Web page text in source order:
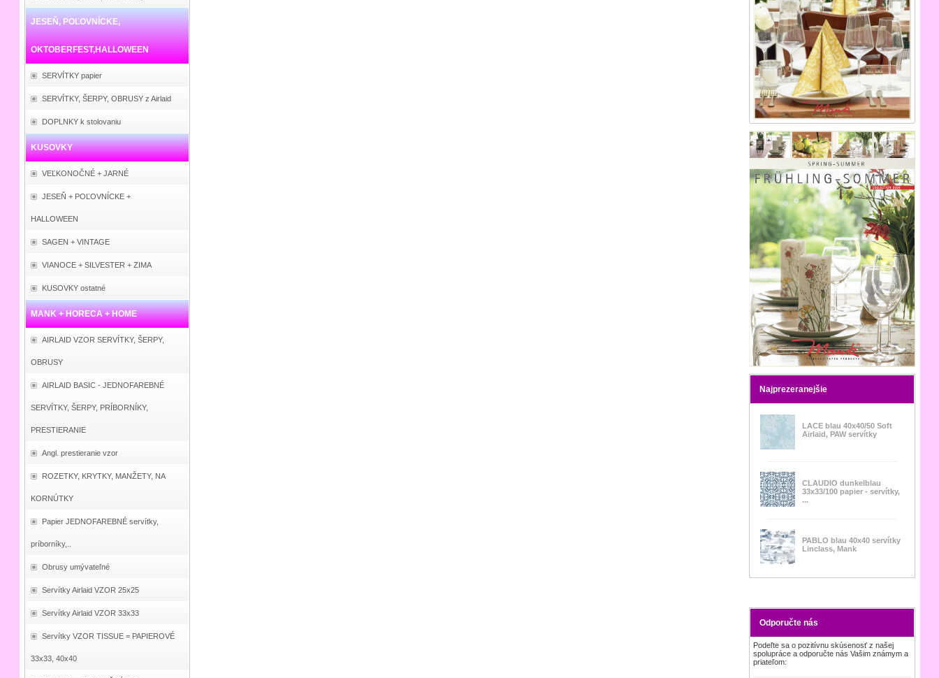
JESEŇ, POĽOVNÍCKE,
OKTOBERFEST,HALLOWEEN
SERVÍTKY papier
SERVÍTKY, ŠERPY, OBRUSY z Airlaid
DOPLNKY k stolovaniu
KUSOVKY
VEĽKONOČNÉ + JARNÉ
JESEŇ + POĽOVNÍCKE +
HALLOWEEN
SAGEN + VINTAGE
VIANOCE + SILVESTER + ZIMA
KUSOVKY ostatné
MANK + HORECA + HOME
AIRLAID VZOR SERVÍTKY, ŠERPY,
OBRUSY
AIRLAID BASIC - JEDNOFAREBNÉ
SERVÍTKY, ŠERPY, PRÍBORNÍKY,
PRESTIERANIE
Angl. prestieranie vzor
ROZETKY, KRYTKY, MANŽETY, NA
KORNÚTKY
Papier JEDNOFAREBNÉ servítky,
príborníky,..
Obrusy umývateľné
Servítky Airlaid VZOR 25x25
Servítky Airlaid VZOR 33x33
Servítky VZOR TISSUE = PAPIEROVÉ
33x33, 40x40
Najprezeranejšie
LACE blau 40x40/50 Soft
Airlaid, PAW servítky
CLAUDIO dunkelblau
33x33/100 papier - servítky,
...
PABLO blau 40x40 servítky
Linclass, Mank
Odporučte nás
Podeľte sa o pozitívnu skúsenosť z našej
spolupráce a odporučte nás Vašim známym a
priateľom: